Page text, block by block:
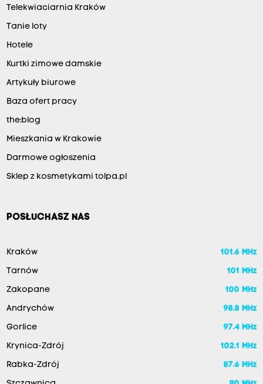
Telekwiaciarnia Kraków
Tanie loty
Hotele
Kurtki zimowe damskie
Artykuły biurowe
Baza ofert pracy
the:blog
Mieszkania w Krakowie
Darmowe ogłoszenia
Sklep z kosmetykami tolpa.pl
POSŁUCHASZ NAS
Kraków 101.6 MHz
Tarnów 101 MHz
Zakopane 100 MHz
Andrychów 98.8 MHz
Gorlice 97.4 MHz
Krynica-Zdrój 102.1 MHz
Rabka-Zdrój 87.6 MHz